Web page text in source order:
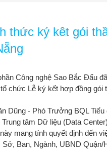
thức ký kêt gói
Công nghệ Sao Bắc Đẩu
chức Lễ ký kết hợp đồng
Dũng - Phó Trưởng BQL
tâm Dữ liệu (Data
mang tính quyết định đến
Ban, Ngành, UBND